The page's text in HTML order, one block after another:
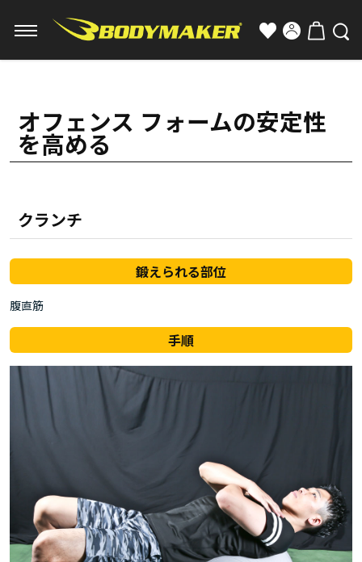
オフェンス フォームの安定性
を高める
クランチ
鍛えられる部位
腹直筋
手順